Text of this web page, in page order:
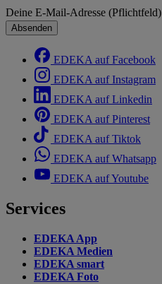
Deine E-Mail-Adresse (Pflichtfeld)
Absenden
EDEKA auf Facebook
EDEKA auf Instagram
EDEKA auf Linkedin
EDEKA auf Pinterest
EDEKA auf Tiktok
EDEKA auf Whatsapp
EDEKA auf Youtube
Services
EDEKA App
EDEKA Medien
EDEKA smart
EDEKA Foto